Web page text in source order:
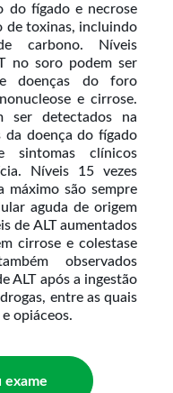
do fígado e necrose
de toxinas, incluindo
carbono. Níveis
no soro podem ser
doenças do foro
e cirrose.
ser detectados na
doença do fígado
sintomas clínicos
Níveis 15 vezes
máximo são sempre
aguda de origem
de ALT aumentados
cirrose e colestase
observados
ALT após a ingestão
entre as quais
opiáceos.
exame